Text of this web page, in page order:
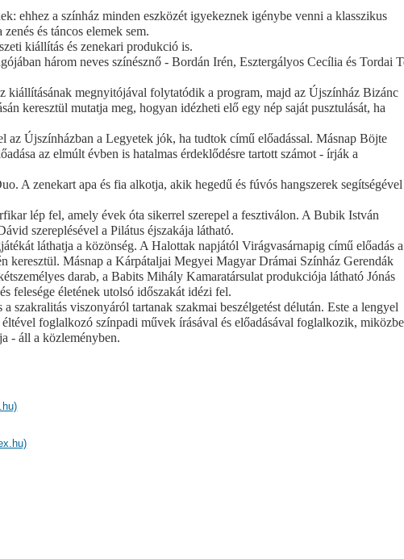
ehhez a színház minden eszközét igyekeznek igénybe venni a klasszikus
és táncos elemek sem.
kiállítás és zenekari produkció is.
három neves színésznő - Bordán Irén, Esztergályos Cecília és Tordai
megnyitójával folytatódik a program, majd az Újszínház Bizánc
keresztül mutatja meg, hogyan idézheti elő egy nép saját pusztulását, ha
az Újszínházban a Legyetek jók, ha tudtok című előadással. Másnap Böjte
az elmúlt évben is hatalmas érdeklődésre tartott számot - írják a
A zenekart apa és fia alkotja, akik hegedű és fúvós hangszerek segítségével
lép fel, amely évek óta sikerrel szerepel a fesztiválon. A Bubik István
szereplésével a Pilátus éjszakája látható.
láthatja a közönség. A Halottak napjától Virágvasárnapig című előadás a
keresztül. Másnap a Kárpátaljai Megyei Magyar Drámai Színház Gerendák
darab, a Babits Mihály Kamaratársulat produkciója látható Jónás
felesége életének utolsó időszakát idézi fel.
szakralitás viszonyáról tartanak szakmai beszélgetést délután. Este a lengyel
foglalkozó színpadi művek írásával és előadásával foglalkozik,
- áll a közleményben.